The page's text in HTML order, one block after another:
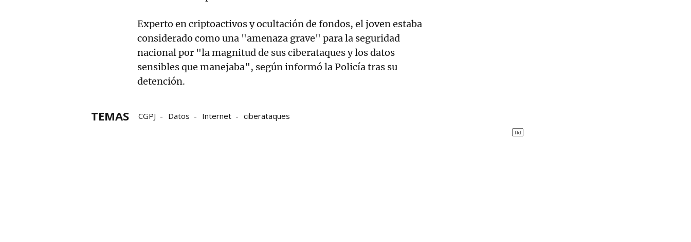
Experto en criptoactivos y ocultación de fondos, el joven estaba
considerado como una "amenaza grave" para la seguridad
nacional por "la magnitud de sus ciberataques y los datos
sensibles que manejaba", según informó la Policía tras su
detención.
TEMAS CGPJ Datos Internet ciberataques